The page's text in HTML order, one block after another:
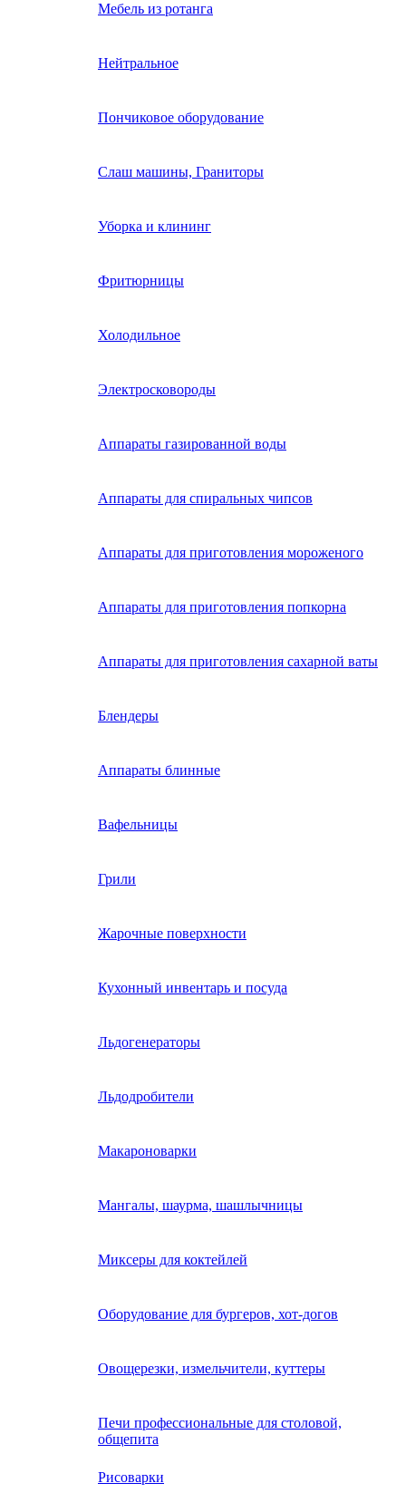
Мебель из ротанга
Нейтральное
Пончиковое оборудование
Слаш машины, Граниторы
Уборка и клининг
Фритюрницы
Холодильное
Электросковороды
Аппараты газированной воды
Аппараты для спиральных чипсов
Аппараты для приготовления мороженого
Аппараты для приготовления попкорна
Аппараты для приготовления сахарной ваты
Блендеры
Аппараты блинные
Вафельницы
Грили
Жарочные поверхности
Кухонный инвентарь и посуда
Льдогенераторы
Льдодробители
Макароноварки
Мангалы, шаурма, шашлычницы
Миксеры для коктейлей
Оборудование для бургеров, хот-догов
Овощерезки, измельчители, куттеры
Печи профессиональные для столовой,
общепита
Рисоварки